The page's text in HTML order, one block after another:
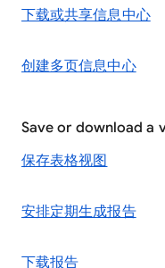
下载或共享信息中心
创建多页信息中心
Save or download a
保存表格视图
安排定期生成报告
下载报告